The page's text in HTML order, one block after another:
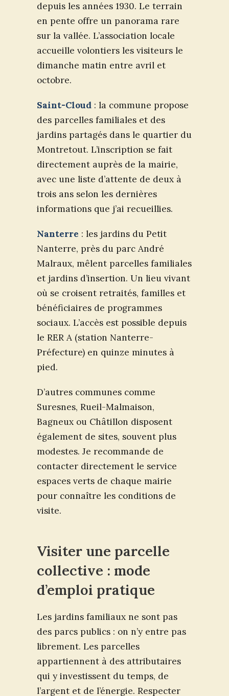
depuis les années 1930. Le terrain
en pente offre un panorama rare
sur la vallée. L’association locale
accueille volontiers les visiteurs le
dimanche matin entre avril et
octobre.
Saint-Cloud : la commune propose
des parcelles familiales et des
jardins partagés dans le quartier du
Montretout. L’inscription se fait
directement auprès de la mairie,
avec une liste d’attente de deux à
trois ans selon les dernières
informations que j’ai recueillies.
Nanterre : les jardins du Petit
Nanterre, près du parc André
Malraux, mêlent parcelles familiales
et jardins d’insertion. Un lieu vivant
où se croisent retraités, familles et
bénéficiaires de programmes
sociaux. L’accès est possible depuis
le RER A (station Nanterre-
Préfecture) en quinze minutes à
pied.
D’autres communes comme
Suresnes, Rueil-Malmaison,
Bagneux ou Châtillon disposent
également de sites, souvent plus
modestes. Je recommande de
contacter directement le service
espaces verts de chaque mairie
pour connaître les conditions de
visite.
Visiter une parcelle
collective : mode
d’emploi pratique
Les jardins familiaux ne sont pas
des parcs publics : on n’y entre pas
librement. Les parcelles
appartiennent à des attributaires
qui y investissent du temps, de
l’argent et de l’énergie. Respecter